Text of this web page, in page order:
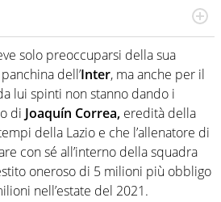
ma, più in generale, appassionato
anche senza il Motor. Dà il
la strada fa largo alle due o alle
solo preoccuparsi della sua
dell’Inter, ma anche per il
lui spinti non stanno dando i
di Joaquín Correa, eredità della
della Lazio e che l’allenatore di
con sé all’interno della squadra
oneroso di 5 milioni più obbligo
nell’estate del 2021.